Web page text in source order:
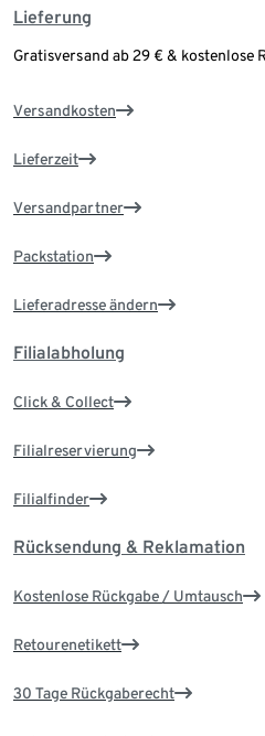
Lieferung
Gratisversand ab 29 € & kostenlose
Versandkosten
Lieferzeit
Versandpartner
Packstation
Lieferadresse ändern
Filialabholung
Click & Collect
Filialreservierung
Filialfinder
Rücksendung & Reklamation
Kostenlose Rückgabe / Umtausch
Retourenetikett
30 Tage Rückgaberecht